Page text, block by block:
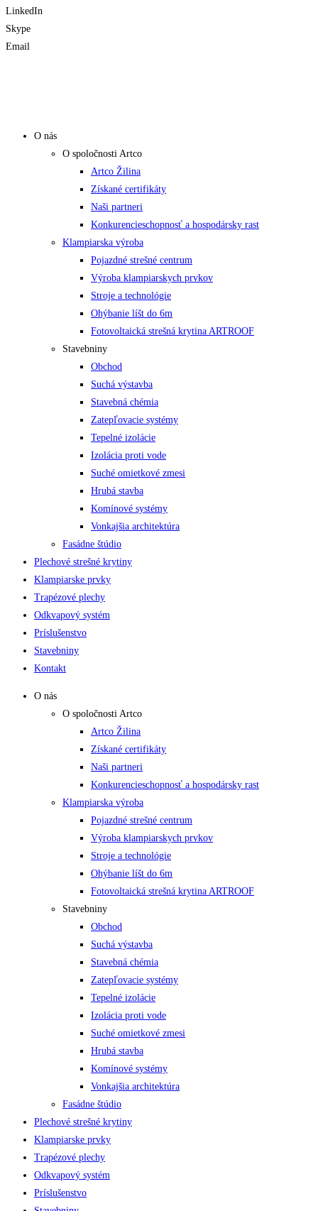
LinkedIn
Skype
Email
O nás
O spoločnosti Artco
Artco Žilina
Získané certifikáty
Naši partneri
Konkurencieschopnosť a hospodársky rast
Klampiarska výroba
Pojazdné strešné centrum
Výroba klampiarskych prvkov
Stroje a technológie
Ohýbanie líšt do 6m
Fotovoltaická strešná krytina ARTROOF
Stavebniny
Obchod
Suchá výstavba
Stavebná chémia
Zatepľovacie systémy
Tepelné izolácie
Izolácia proti vode
Suché omietkové zmesi
Hrubá stavba
Komínové systémy
Vonkajšia architektúra
Fasádne štúdio
Plechové strešné krytiny
Klampiarske prvky
Trapézové plechy
Odkvapový systém
Príslušenstvo
Stavebniny
Kontakt
O nás
O spoločnosti Artco
Artco Žilina
Získané certifikáty
Naši partneri
Konkurencieschopnosť a hospodársky rast
Klampiarska výroba
Pojazdné strešné centrum
Výroba klampiarskych prvkov
Stroje a technológie
Ohýbanie líšt do 6m
Fotovoltaická strešná krytina ARTROOF
Stavebniny
Obchod
Suchá výstavba
Stavebná chémia
Zatepľovacie systémy
Tepelné izolácie
Izolácia proti vode
Suché omietkové zmesi
Hrubá stavba
Komínové systémy
Vonkajšia architektúra
Fasádne štúdio
Plechové strešné krytiny
Klampiarske prvky
Trapézové plechy
Odkvapový systém
Príslušenstvo